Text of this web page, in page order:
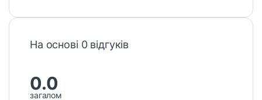
На основі 0 відгуків
0.0
загалом